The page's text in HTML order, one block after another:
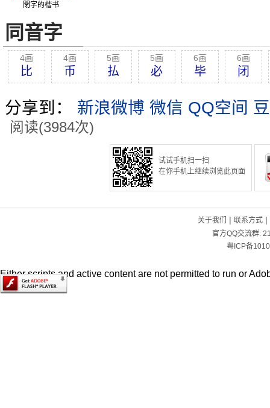
閉字的楷书
同音字
4画
比
4画
币
5画
払
5画
必
6画
毕
6画
闭
分享到： 新浪微博 微信 QQ空间
阅读(3984次)
试试手机扫一扫
在你手机上继续浏览此页面
关于我们 | 联系方式|
官方QQ交流群:
粤ICP备
Either scripts and active content are not permitted to run or